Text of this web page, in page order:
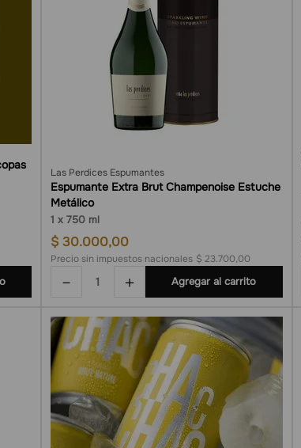
Las Perdices Espumantes
Espumante Extra Brut Champenoise Estuche
Metálico
1 750 ml
$ 30.000,00
Precio sin impuestos nacionales $ 23.700,00
＋
－ Agregar al carrito